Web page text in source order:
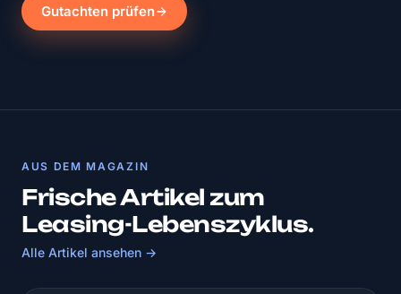
Gutachten prüfen
AUS DEM MAGAZIN
Frische Artikel zum
Leasing-Lebenszyklus.
Alle Artikel ansehen →